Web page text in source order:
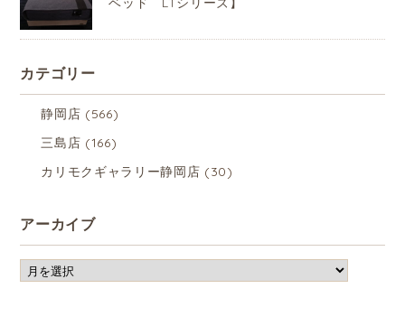
カテゴリー
静岡店 (566)
三島店 (166)
カリモクギャラリー静岡店 (30)
アーカイブ